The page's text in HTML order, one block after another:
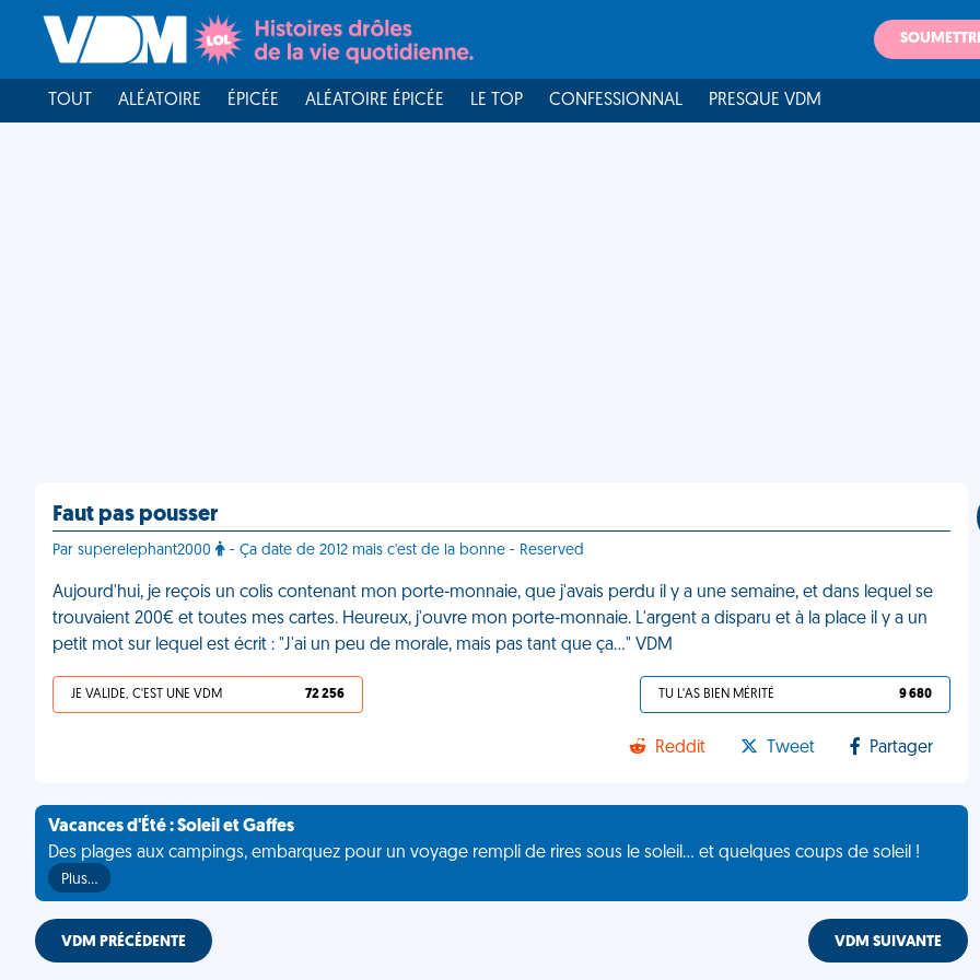
TOUT ALÉATOIRE ÉPICÉE ALÉATOIRE ÉPICÉE LE TOP CONFESSIONNAL PRESQUE VDM
Faut pas pousser
Par superelephant2000 - Ça date de 2012 mais c'est de la bonne - Reserved
Aujourd'hui, je reçois un colis contenant mon porte-monnaie, que j'avais perdu il y a une semaine, et dans lequel se
trouvaient 200€ et toutes mes cartes. Heureux, j'ouvre mon porte-monnaie. L'argent a disparu et à la place il y a un
petit mot sur lequel est écrit : "J'ai un peu de morale, mais pas tant que ça…" VDM
JE VALIDE, C'EST UNE VDM 72 256 TU L'AS BIEN MÉRITÉ 9 680
Reddit Tweet Partager
Vacances d'Été : Soleil et Gaffes
Des plages aux campings, embarquez pour un voyage rempli de rires sous le soleil... et quelques coups de soleil !
Plus…
VDM PRÉCÉDENTE VDM SUIVANTE